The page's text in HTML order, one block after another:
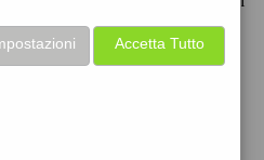
tamoil api
Accetta Tutto